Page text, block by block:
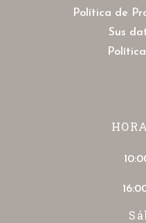
Política de
Sus